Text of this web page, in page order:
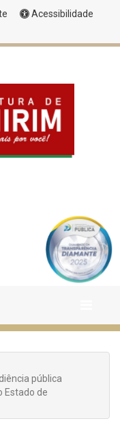
Acessibilidade
pública
Estado de